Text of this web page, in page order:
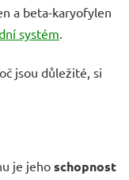
a beta-karyofylen
systém.
jsou důležité, si
je jeho schopnost